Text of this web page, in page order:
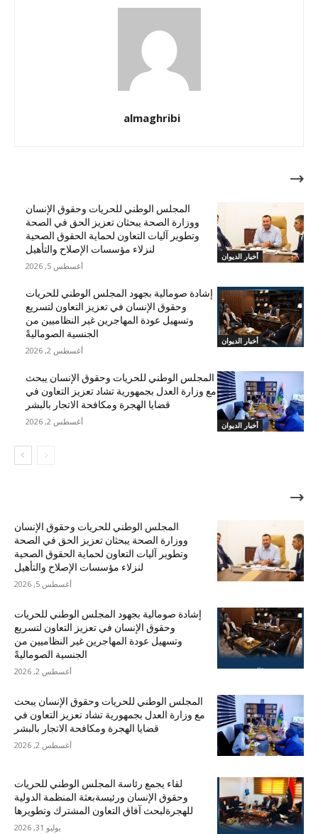
almaghribi
مقالات ذات صلة
أخبار الديوان
المجلس الوطني للحريات وحقوق الإنسان
ووزارة الصحة يبحثان تعزيز الحق في الصحة
وتطوير آليات التعاون لحماية الحقوق الصحية
لنزلاء مؤسسات الإصلاح والتأهيل
أغسطس 5, 2026
أخبار الديوان
إشادة صومالية بجهود المجلس الوطني للحريات
وحقوق الإنسان في تعزيز التعاون لتسريع
وتسهيل عودة المهاجرين غير النظاميين من
الجنسية الصوماليةً
أغسطس 2, 2026
أخبار الديوان
المجلس الوطني للحريات وحقوق الإنسان يبحث
مع وزارة العدل بجمهورية تشاد تعزيز التعاون في
قضايا الهجرة ومكافحة الاتجار بالبشر
أغسطس 2, 2026
الأكثر شهرة
المجلس الوطني للحريات وحقوق الإنسان
ووزارة الصحة يبحثان تعزيز الحق في الصحة
وتطوير آليات التعاون لحماية الحقوق الصحية
لنزلاء مؤسسات الإصلاح والتأهيل
أغسطس 5, 2026
إشادة صومالية بجهود المجلس الوطني للحريات
وحقوق الإنسان في تعزيز التعاون لتسريع
وتسهيل عودة المهاجرين غير النظاميين من
الجنسية الصوماليةً
أغسطس 2, 2026
المجلس الوطني للحريات وحقوق الإنسان يبحث
مع وزارة العدل بجمهورية تشاد تعزيز التعاون في
قضايا الهجرة ومكافحة الاتجار بالبشر
أغسطس 2, 2026
لقاء يجمع رئاسة المجلس الوطني للحريات
وحقوق الإنسان ورئيسةبعثة المنظمة الدولية
للهجرةلبحث آفاق التعاون المشترك وتطويرها
يوليو 31, 2026